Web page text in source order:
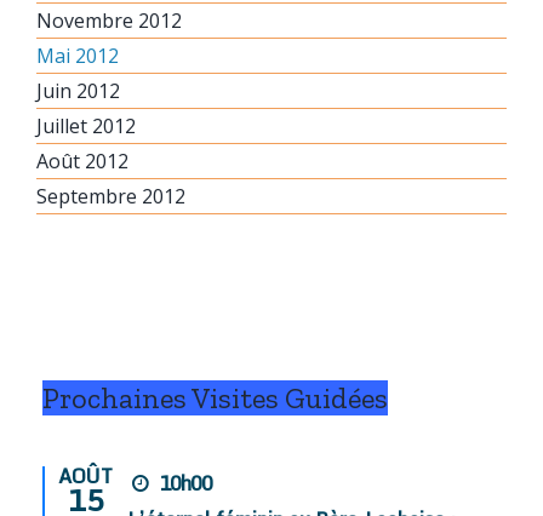
Novembre 2012
Mai 2012
Juin 2012
Juillet 2012
Août 2012
Septembre 2012
Prochaines Visites Guidées
AOÛT
15
10h00